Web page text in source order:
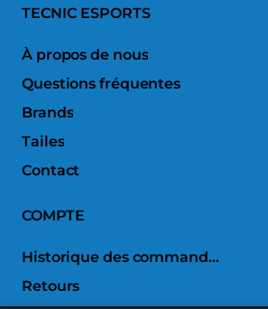
TECNIC ESPORTS
À propos de nous
Questions fréquentes
Brands
Tailes
Contact
COMPTE
Historique des commandes
Retours